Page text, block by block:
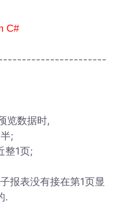
C#
览数据时,
;
整1页;
报表没有接在第1页显
.